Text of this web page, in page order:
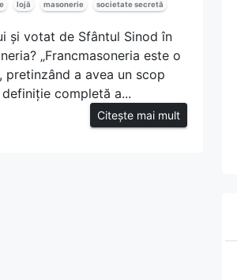
lojă masonerie societate secretă
și votat de Sfântul Sinod în
„Francmasoneria este o
a avea un scop
completă a...
Citește mai mult